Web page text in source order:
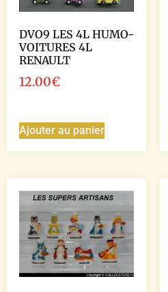
DVO9 LES 4L HUMO-
VOITURES 4L
RENAULT
12.00€
Ajouter au panier